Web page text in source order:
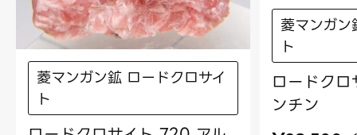
菱マンガン鉱 ロードクロサイ
ト
菱マンガ
ト
ロードク
ンチン